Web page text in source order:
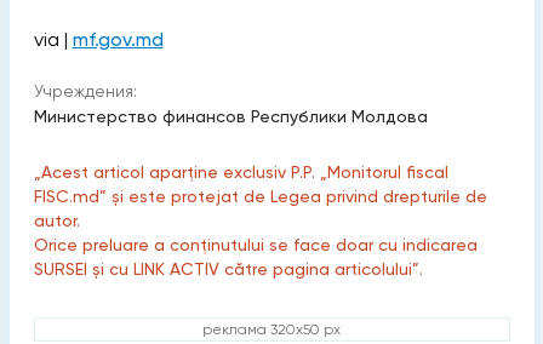
via | mf.gov.md
Учреждения:
Министерство финансов Республики Молдова
„Acest articol aparține exclusiv P.P. „Monitorul fiscal
FISC.md” și este protejat de Legea privind drepturile de
autor.
Orice preluare a conținutului se face doar cu indicarea
SURSEI și cu LINK ACTIV către pagina articolului”.
реклама 320x50 px